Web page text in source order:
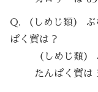
Q. （しめじ類）
ぱく質は？
（しめじ類
たんぱく質は